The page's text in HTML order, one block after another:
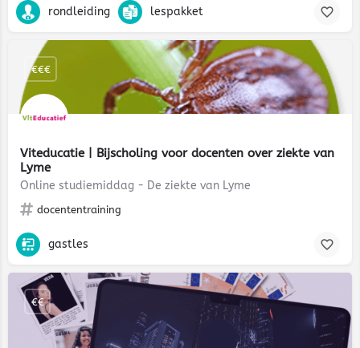
rondleiding lespakket
Viteducatie | Bijscholing voor docenten over ziekte van
Lyme
Online studiemiddag - De ziekte van Lyme
docententraining
€€€
gastles
€€